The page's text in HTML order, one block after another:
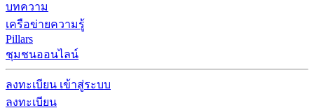
บทความ
เครือข่ายความรู้
Pillars
ชุมชนออนไลน์
ลงทะเบียน เข้าสู่ระบบ
ลงทะเบียน